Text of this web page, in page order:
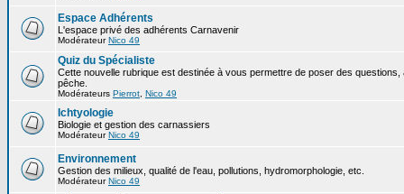
Espace Adhérents
L'espace privé des adhérents Carnavenir
ModérateurNico 49
Quiz du Spécialiste
Cette nouvelle rubrique est destinée à vous permettre de poser des
pêche.
Modérateurs Pierrot Nico 49
Ichtyologie
Biologie et gestion des carnassiers
ModérateurNico 49
Environnement
Gestion des milieux, qualité de l'eau, pollutions, hydromorphologie, etc.
ModérateurNico 49